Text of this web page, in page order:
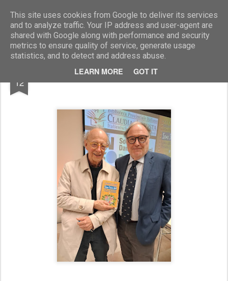
This site uses cookies from Google to deliver its services
and to analyze traffic. Your IP address and user-agent are
shared with Google along with performance and security
metrics to ensure quality of service, generate usage
statistics, and to detect and address abuse.
LEARN MORE GOT IT
Marcellino Radogna - Fotonotizie per la stampa
12 Gherardo Colombo e Cuno Tarfusser